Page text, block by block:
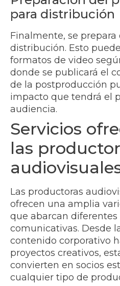
para distribución
Finalmente, se
distribución. Esto
formatos de video
donde se publicará el
de la postproducción
impacto que tendrá el
audiencia.
Servicios
las
Las productoras
ofrecen una amplia
que abarcan diferentes
comunicativas. Desde
contenido corporativo
proyectos creativos,
convierten en socios
cualquier tipo de